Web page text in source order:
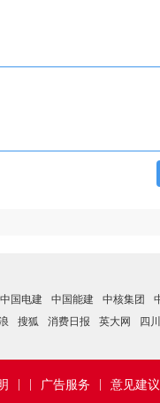
中国电建 中国能建 中核集团
搜狐 消费日报 英大网 四
意见建议
广告服务